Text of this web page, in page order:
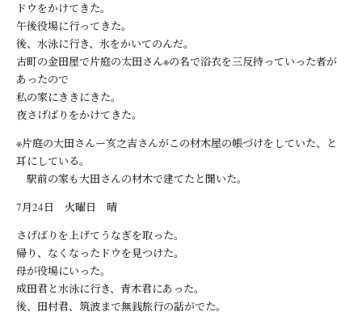
ドウをかけてきた。
午後役場に行ってきた。
後、水泳に行き、氷をかいてのんだ。
古町の金田屋で片庭の太田さん※の名で浴衣を三反持っていった者が
あったので
私の家にききにきた。
夜さげばりをかけてきた。
※片庭の大田さんー亥之吉さんがこの材木屋の帳づけをしていた、と
耳にしている。
駅前の家も大田さんの材木で建てたと聞いた。
7月24日 火曜日 晴
さげばりを上げてうなぎを取った。
帰り、なくなったドウを見つけた。
母が役場にいった。
成田君と水泳に行き、青木君にあった。
後、田村君、筑波まで無銭旅行の話がでた。